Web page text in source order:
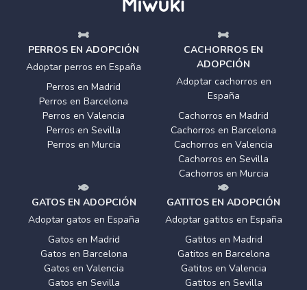
PERROS EN ADOPCIÓN
Adoptar perros en España
Perros en Madrid
Perros en Barcelona
Perros en Valencia
Perros en Sevilla
Perros en Murcia
CACHORROS EN
ADOPCIÓN
Adoptar cachorros en
España
Cachorros en Madrid
Cachorros en Barcelona
Cachorros en Valencia
Cachorros en Sevilla
Cachorros en Murcia
GATOS EN ADOPCIÓN
Adoptar gatos en España
Gatos en Madrid
Gatos en Barcelona
Gatos en Valencia
Gatos en Sevilla
GATITOS EN ADOPCIÓN
Adoptar gatitos en España
Gatitos en Madrid
Gatitos en Barcelona
Gatitos en Valencia
Gatitos en Sevilla